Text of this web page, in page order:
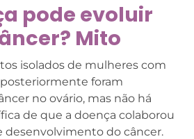
pode evoluir
Mito
isolados de mulheres com
foram
no ovário, mas não há
de que a doença colaborou
desenvolvimento do câncer.